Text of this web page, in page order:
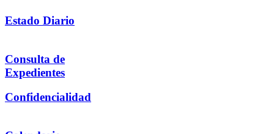
Estado Diario
Consulta de
Expedientes
Confidencialidad